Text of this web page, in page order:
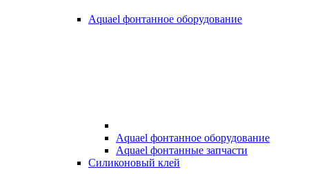
Aquael фонтанное оборудование
Aquael фонтанное оборудование
Aquael фонтанные запчасти
Силиконовый клей